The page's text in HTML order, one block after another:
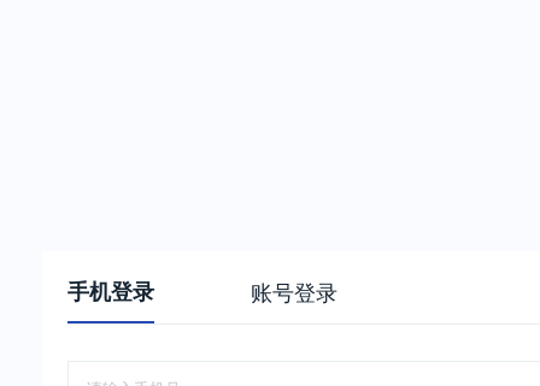
手机登录 账号登录